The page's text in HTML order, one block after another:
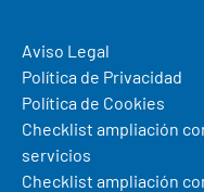
Aviso Legal
Política de Privacidad
Política de Cookies
Checklist ampliación
servicios
Checklist ampliación